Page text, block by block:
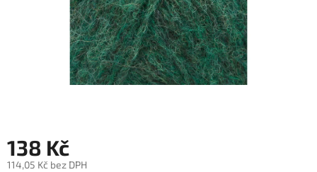
138 Kč
114,05 Kč bez DPH